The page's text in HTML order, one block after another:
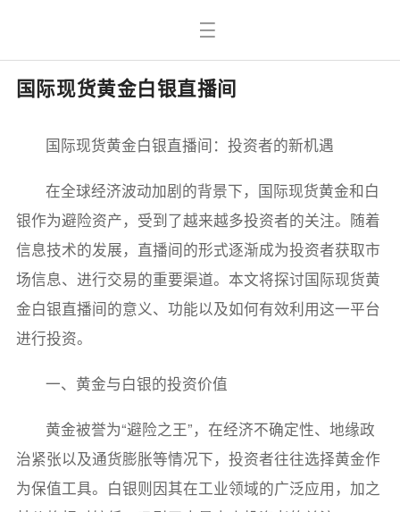
国际现货黄金白银直播间
国际现货黄金白银直播间：投资者的新机遇
在全球经济波动加剧的背景下，国际现货黄金和白
银作为避险资产，受到了越来越多投资者的关注。随着
信息技术的发展，直播间的形式逐渐成为投资者获取市
场信息、进行交易的重要渠道。本文将探讨国际现货黄
金白银直播间的意义、功能以及如何有效利用这一平台
进行投资。
一、黄金与白银的投资价值
黄金被誉为“避险之王”，在经济不确定性、地缘政
治紧张以及通货膨胀等情况下，投资者往往选择黄金作
为保值工具。白银则因其在工业领域的广泛应用，加之